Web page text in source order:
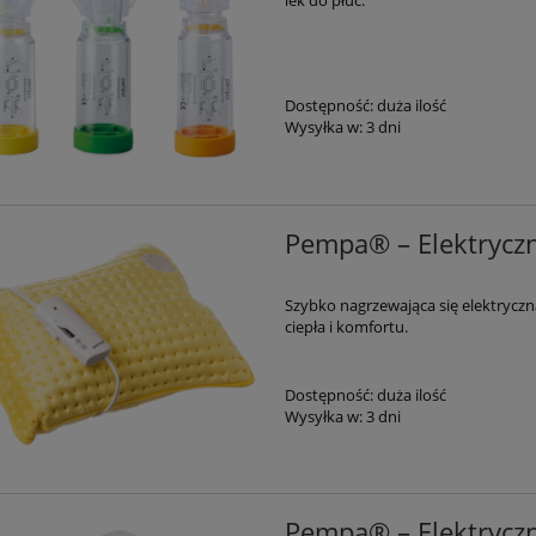
- Podkolanówki
- Otwarte Palce
39,99 zł 89,99 zł
Dostępność:duża ilość
Wysyłka w:3 dni
Pempa® –
Szybko nagrzewająca się
ciepła i komfortu.
Dostępność:duża ilość
Wysyłka w: 3 dni